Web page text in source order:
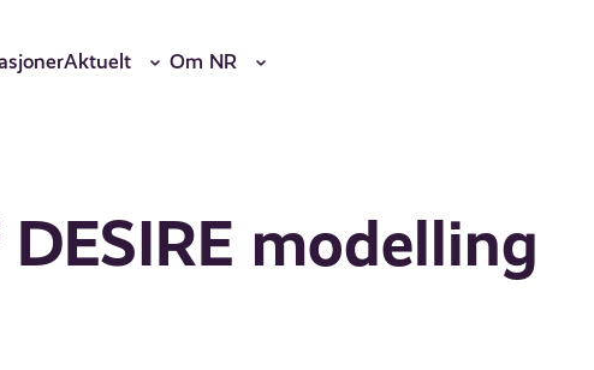
Aktuelt Om NR
modelling